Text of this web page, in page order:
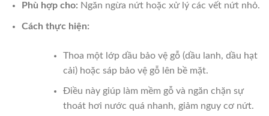
Phù hợp cho: Ngăn ngừa nứt hoặc xử lý các vết nứt nhỏ.
Cách thực hiện:
Thoa một lớp dầu bảo vệ gỗ (dầu lanh, dầu hạt
cải) hoặc sáp bảo vệ gỗ lên bề mặt.
Điều này giúp làm mềm gỗ và ngăn chặn sự
thoát hơi nước quá nhanh, giảm nguy cơ nứt.